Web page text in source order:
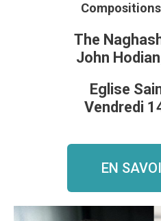
The
John
Eglise
Vendredi
EN